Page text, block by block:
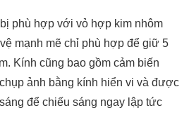
phù hợp với vỏ hợp kim nhôm
mạnh mẽ chỉ phù hợp để giữ 5
Kính cũng bao gồm cảm biến
ảnh bằng kính hiển vi và được
để chiếu sáng ngay lập tức